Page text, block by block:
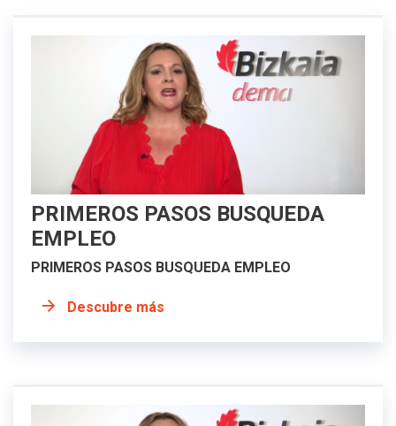
PRIMEROS PASOS BUSQUEDA
EMPLEO
PRIMEROS PASOS BUSQUEDA EMPLEO
Descubre más